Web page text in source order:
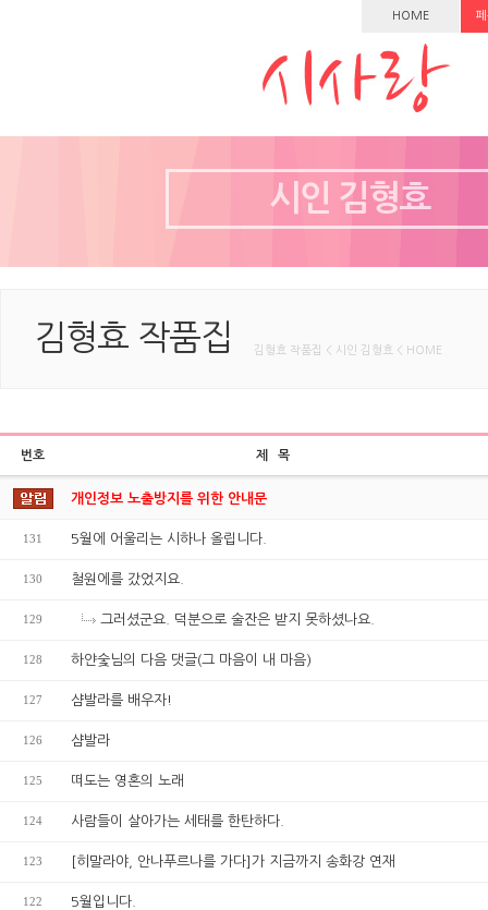
HOME
시인 김형효
김형효 작품집 김형효 작품집 < 시인 김형효 < HOME
번호 제 목
개인정보 노출방지를 위한 안내문
131 5월에 어울리는 시하나 올립니다.
130 철원에를 갔었지요.
129 그러셨군요. 덕분으로 술잔은 받지 못하셨나요.
128 하얀숯님의 다음 댓글(그 마음이 내 마음)
127 샴발라를 배우자!
126 샴발라
125 떠도는 영혼의 노래
124 사람들이 살아가는 세태를 한탄하다.
123 [히말라야, 안나푸르나를 가다]가 지금까지 송화강 연재
122 5월입니다.